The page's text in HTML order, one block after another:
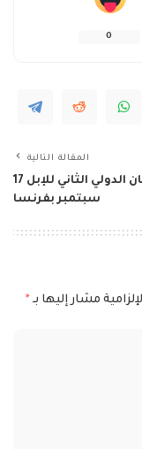
0
المقالة التالية
المهرجان الدولي الثاني للإبل 17
سبتمبر بفرنسا
مشار إليها بـ *